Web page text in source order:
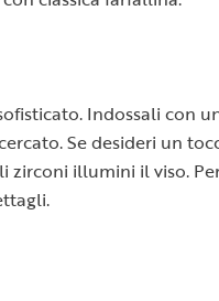
Indossali
Se desideri un
illumini il viso.